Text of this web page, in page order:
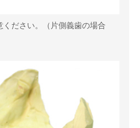
ください。（片側義歯の場合